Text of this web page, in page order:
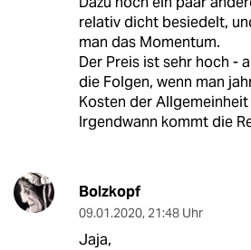
relativ dicht besiedelt,
man das Momentum.
Der Preis ist sehr hoch -
die Folgen, wenn man
Kosten der
Irgendwann kommt die
Bolzkopf
09.01.2020, 21:48 Uhr
Jaja,